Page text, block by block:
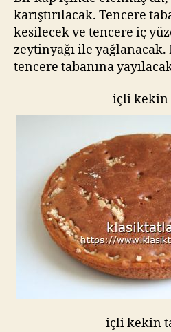
karıştırılacak. Tencere
kesilecek ve tencere iç
zeytinyağı ile yağlanacak.
tencere tabanına
içli kekin
içli kekin